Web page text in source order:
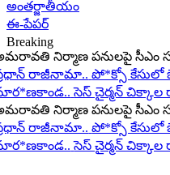
అంతర్జాతీయం
ఈ-పేపర్
Breaking
నిర్మాణ పనులపై సీఎం
రాజీనామా.. పో*క్సో కేసులో
సెస్ చైర్మన్ చిక్కాల
నిర్మాణ పనులపై సీఎం
రాజీనామా.. పో*క్సో కేసులో
సెస్ చైర్మన్ చిక్కాల